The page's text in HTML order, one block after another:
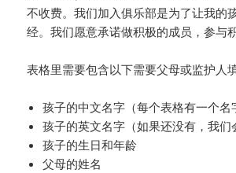
不收费。我们加入俱乐部是为了让我的
经。我们愿意承诺做积极的成员，参与
表格里需要包含以下需要父母或监护人
孩子的中文名字（每个表格有一个名
孩子的英文名字（如果还没有，我们
孩子的生日和年龄
父母的姓名